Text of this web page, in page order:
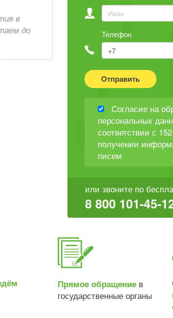
в
до
Телефон
Отправить
Согласие на
персональных
соответствии с
получении
писем
или звоните по
8 800 101-45-
Прямое обращениев
государственные органы